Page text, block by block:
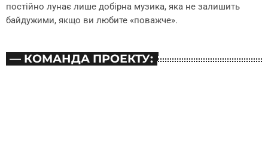
постійно лунає лише добірна музика, яка не залишить
байдужими, якщо ви любите «поважче».
— КОМАНДА ПРОЕКТУ: